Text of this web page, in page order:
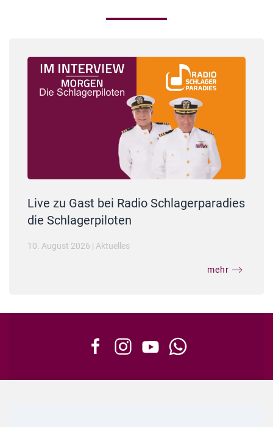
Live zu Gast bei Radio Schlagerparadies
die Schlagerpiloten
10. August 2026 | Aktuelles
mehr